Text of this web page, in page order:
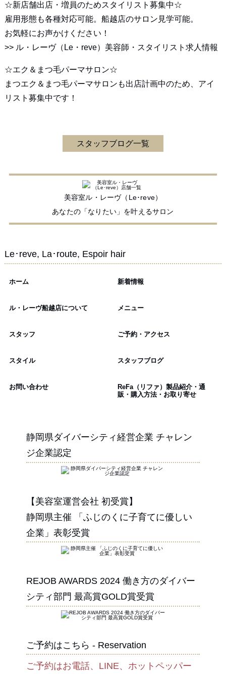
☆新店舗出店・増員のためスタイリスト募集中☆
雇用形態も各種対応可能。船越店のサロン見学可能。
お気軽にお声かけください！
>> ル・レーヴ（Le・reve）美容師・スタイリスト求人情報
☆エク＆まつ毛パーマサロン☆
まつエク＆まつ毛パーマサロンも出店計画中のため、アイ
リスト募集中です！
スタッフブログ一覧
美容室ル・レーヴ（Le･reve）
あなたの「なりたい」を叶えるサロン
Le･reve, La･route, Espoir hair
ホーム 新着情報
ル・レーヴ船越店について メニュー
スタッフ ご予約・アクセス
スタイル スタッフブログ
お問い合わせ
ReFa（リファ）製品紹介・通
販・購入方法・お取り寄せ
静岡県ダイバーシティ経営企業 チャレン
ジ企業認定
【美容室運営会社 初受賞】
静岡県主催 「ふじのくに子育てに優しい
企業」表彰受賞
REJOB AWARDS 2024 働き方のダイバー
シティ部門 最高賞GOLD賞受賞
ご予約はこちら - Reservation
ご予約はお電話、LINE、ホットペッパー